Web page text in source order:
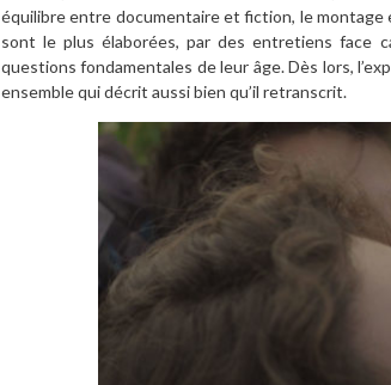
équilibre entre documentaire et fiction, le montage
sont le plus élaborées, par des entretiens face
questions fondamentales de leur âge. Dès lors,
ensemble qui décrit aussi bien qu’il retranscrit.